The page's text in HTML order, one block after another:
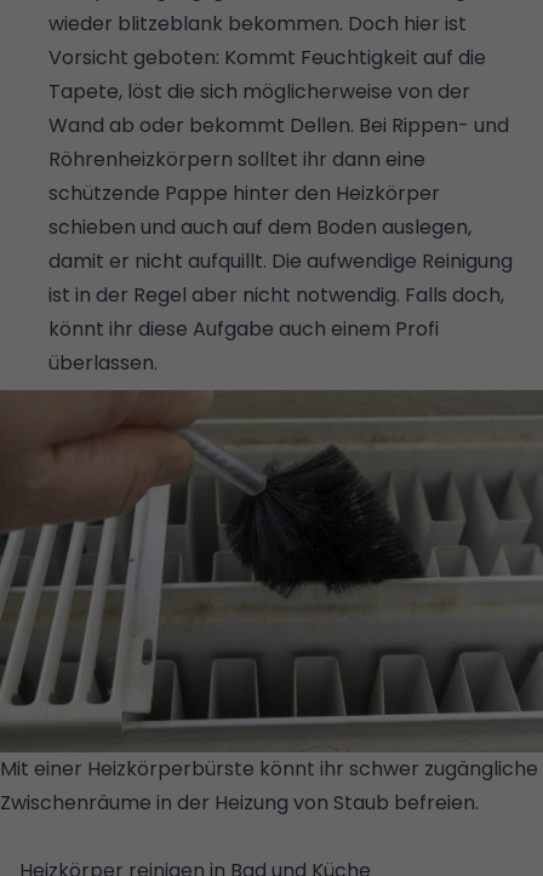
wieder blitzeblank bekommen. Doch hier ist
Vorsicht geboten: Kommt Feuchtigkeit auf die
Tapete, löst die sich möglicherweise von der
Wand ab oder bekommt Dellen. Bei Rippen- und
Röhrenheizkörpern solltet ihr dann eine
schützende Pappe hinter den Heizkörper
schieben und auch auf dem Boden auslegen,
damit er nicht aufquillt. Die aufwendige Reinigung
ist in der Regel aber nicht notwendig. Falls doch,
könnt ihr diese Aufgabe auch einem Profi
überlassen.
Mit einer Heizkörperbürste könnt ihr schwer zugängliche
Zwischenräume in der Heizung von Staub befreien.